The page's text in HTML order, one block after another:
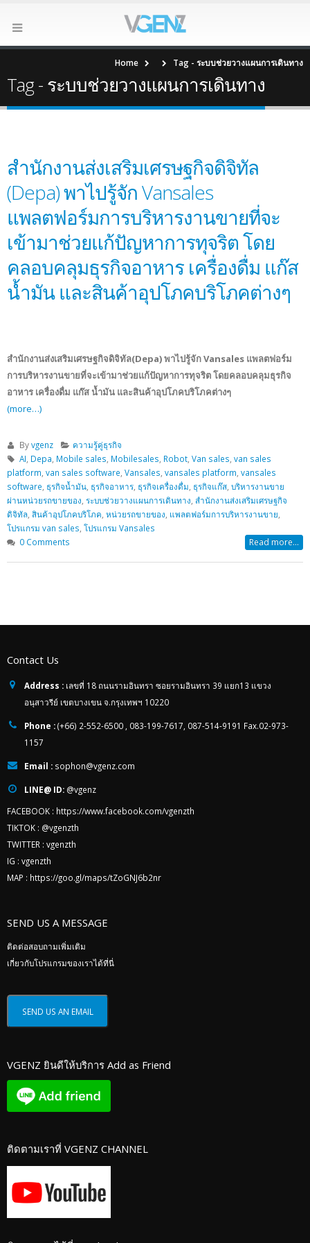
Home Tag - ระบบช่วยวางแผนการเดินทาง
Tag - ระบบช่วยวางแผนการเดินทาง
สำนักงานส่งเสริมเศรษฐกิจดิจิทัล​
(Depa) พาไปรู้จัก Vansales
แพลตฟอร์มการบริหารงานขายที่จะ
เข้ามาช่วยแก้ปัญหาการทุจริต โดย
คลอบคลุมธุรกิจอาหาร เครื่องดื่ม แก๊ส
น้ำมัน และสินค้าอุปโภคบริโภคต่างๆ
สำนักงานส่งเสริมเศรษฐกิจดิจิทัล​(Depa) พาไปรู้จัก Vansales แพลตฟอร์ม
การบริหารงานขายที่จะเข้ามาช่วยแก้ปัญหาการทุจริต โดยคลอบคลุมธุรกิจ
อาหาร เครื่องดื่ม แก๊ส น้ำมัน และสินค้าอุปโภคบริโภคต่างๆ
(more…)
Byvgenz
ความรู้คู่ธุรกิจ
AI Depa Mobile sales Mobilesales Robot, Van sales van sales
platform van sales software Vansales vansales platform vansales
software ธุรกิจน้ำมัน ธุรกิจอาหาร ธุรกิจเครื่องดื่ม ธุรกิจแก๊ส บริหารงานขาย
ผ่านหน่วยรถขายของ ระบบช่วยวางแผนการเดินทาง สำนักงานส่งเสริมเศรษฐกิจ
ดิจิทัล สินค้าอุปโภคบริโภค หน่วยรถขายของ แพลตฟอร์มการบริหารงานขาย
โปรแกรม van sales โปรแกรม Vansales
0 Comments
Read more...
Contact Us
Address : เลขที่ 18 ถนนรามอินทรา ซอยรามอินทรา 39 แยก13 แขวง
อนุสาวรีย์ เขตบางเขน จ.กรุงเทพฯ 10220
Phone :(+66) 2-552-6500 , 083-199-7617, 087-514-9191 Fax.02-973-
1157
Email : sophon@vgenz.com
LINE@ ID: @vgenz
FACEBOOK : https://www.facebook.com/vgenzth
TIKTOK : @vgenzth
TWITTER : vgenzth
IG : vgenzth
MAP : https://goo.gl/maps/tZoGNJ6b2nr
SEND US A MESSAGE
ติดต่อสอบถามเพิ่มเติม
เกี่ยวกับโปรแกรมของเราได้ที่นี่
VGENZ ยินดีให้บริการ Add as Friend
ติดตามเราที่ VGENZ CHANNEL